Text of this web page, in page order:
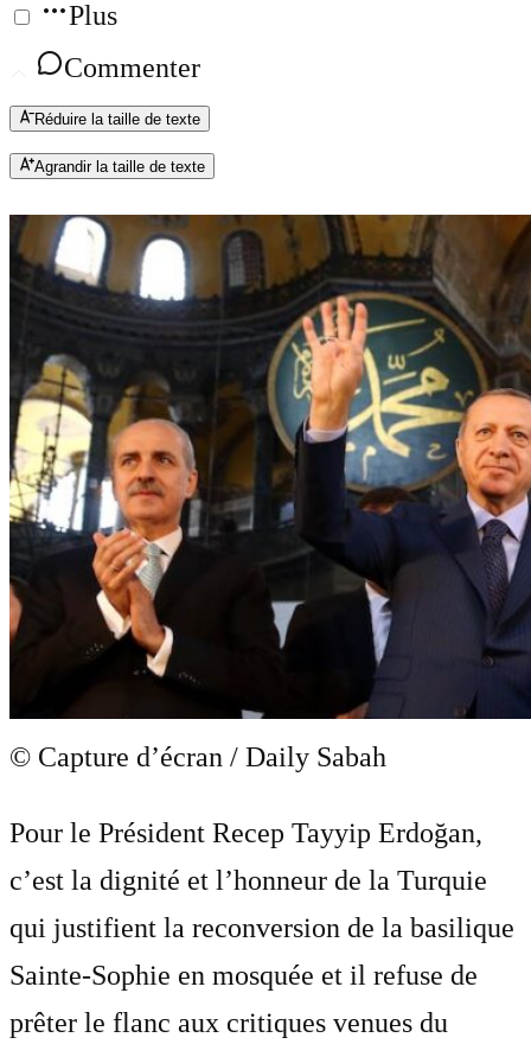
Plus
Commenter
Réduire la taille de texte
Agrandir la taille de texte
© Capture d’écran / Daily Sabah
Pour le Président Recep Tayyip Erdoğan,
c’est la dignité et l’honneur de la Turquie
qui justifient la reconversion de la basilique
Sainte-Sophie en mosquée et il refuse de
prêter le flanc aux critiques venues du